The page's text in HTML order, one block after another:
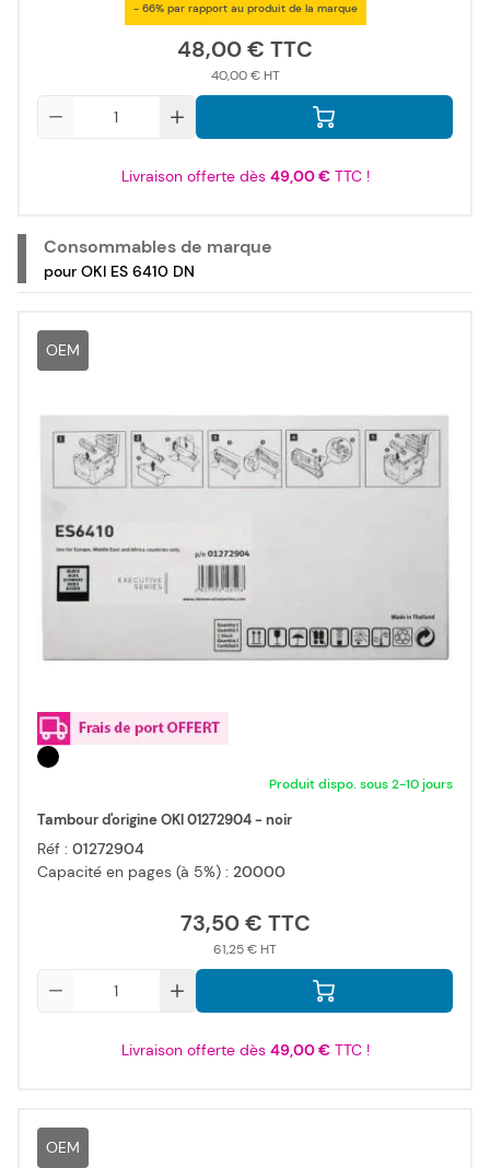
- 66% par rapport au produit de la marque
48,00 €
40,00 €
Livraison offerte dès 49,00 €TTC !
Consommables de marque
pour OKI ES 6410 DN
OEM
Produit dispo. sous 2-10 jours
Tambour d'origine OKI 01272904 - noir
Réf : 01272904
Capacité en pages (à 5%) : 20000
73,50 €
61,25 €
Livraison offerte dès 49,00 €TTC !
OEM